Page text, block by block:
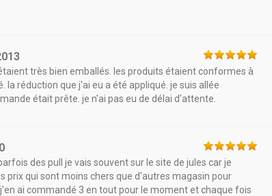
très bien emballés. les produits étaient conformes à
réduction que j'ai eu a été appliqué. je suis allée
était prête. je n'ai pas eu de délai d'attente.
des pull je vais souvent sur le site de jules car je
prix qui sont moins chers que d'autres magasin pour
ai commandé 3 en tout pour le moment et chaque fois